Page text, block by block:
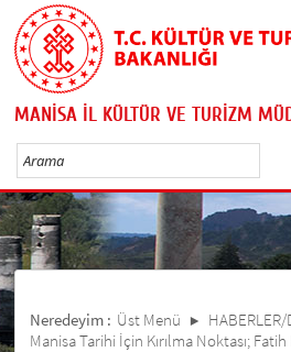
MANİSA İL KÜLTÜR VE TURİZM
Neredeyim : Üst Menü
Manisa Tarihi İçin Kırılma Noktası;